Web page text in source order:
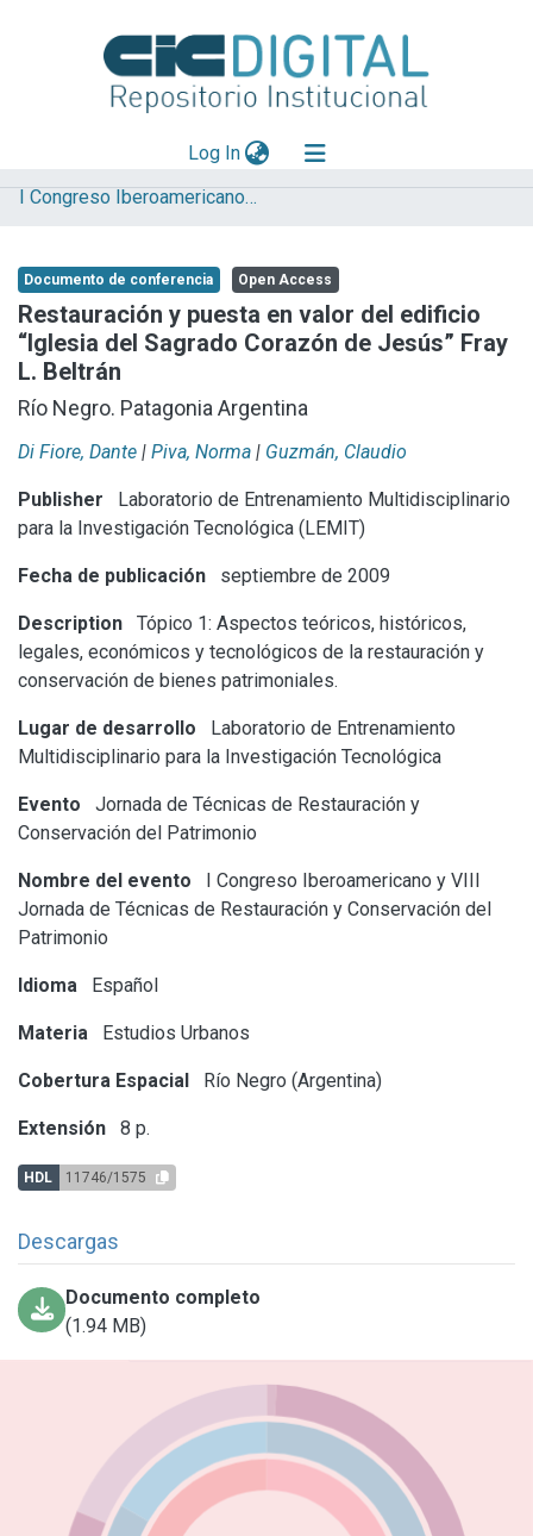
Log In(current)
Explorar
Aportar material
Statistics
I Congreso Iberoamericano y VIII Jornada de Técnicas de Restauración y Conservación del Patrimonio
Documento de conferencia Open Access
Restauración y puesta en valor del edificio
“Iglesia del Sagrado Corazón de Jesús” Fray
L. Beltrán
Río Negro. Patagonia Argentina
Di Fiore, Dante | Piva, Norma | Guzmán, Claudio
Publisher
Laboratorio de Entrenamiento Multidisciplinario
para la Investigación Tecnológica (LEMIT)
Fecha de publicación septiembre de 2009
Description
Tópico 1: Aspectos teóricos, históricos,
legales, económicos y tecnológicos de la restauración y
conservación de bienes patrimoniales.
Lugar de desarrollo
Laboratorio de Entrenamiento
Multidisciplinario para la Investigación Tecnológica
Evento
Jornada de Técnicas de Restauración y
Conservación del Patrimonio
Nombre del evento
I Congreso Iberoamericano y VIII
Jornada de Técnicas de Restauración y Conservación del
Patrimonio
Idioma Español
Materia Estudios Urbanos
Cobertura Espacial Río Negro (Argentina)
Extensión 8 p.
HDL 11746/1575
Descargas
Documento completo
(1.94 MB)